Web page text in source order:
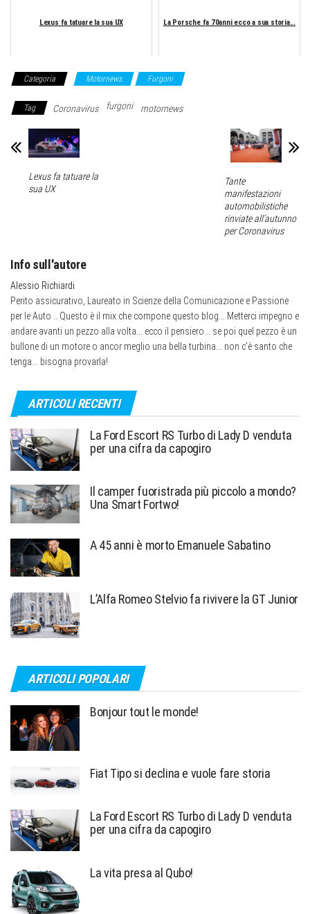
Lexus fa tatuare la sua UX La Porsche fa 70anni ecco a sua storia...
Categoria Motornews Furgoni
Tag Coronavirus furgoni motornews
Lexus fa tatuare la
sua UX
Tante
manifestazioni
automobilistiche
rinviate all’autunno
per Coronavirus
Info sull'autore
Alessio Richiardi
Perito assicurativo, Laureato in Scienze della Comunicazione e Passione
per le Auto .. Questo è il mix che compone questo blog... Metterci impegno e
andare avanti un pezzo alla volta... ecco il pensiero... se poi quel pezzo è un
bullone di un motore o ancor meglio una bella turbina... non c’è santo che
tenga... bisogna provarla!
ARTICOLI RECENTI
La Ford Escort RS Turbo di Lady D venduta
per una cifra da capogiro
Il camper fuoristrada più piccolo a mondo?
Una Smart Fortwo!
A 45 anni è morto Emanuele Sabatino
L’Alfa Romeo Stelvio fa rivivere la GT Junior
ARTICOLI POPOLARI
Bonjour tout le monde!
Fiat Tipo si declina e vuole fare storia
La Ford Escort RS Turbo di Lady D venduta
per una cifra da capogiro
La vita presa al Qubo!